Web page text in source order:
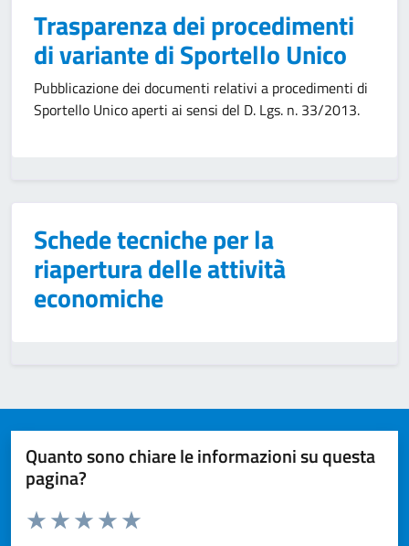
Trasparenza dei procedimenti
di variante di Sportello Unico
Pubblicazione dei documenti relativi a procedimenti di
Sportello Unico aperti ai sensi del D. Lgs. n. 33/2013.
Schede tecniche per la
riapertura delle attività
economiche
Quanto sono chiare le informazioni su questa
pagina?
Valuta da 1 a 5 stelle la pagina